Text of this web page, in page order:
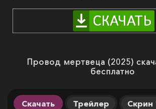
Провод мертвеца (2025)
бесплатно
Скачать Трейлер
Скрин